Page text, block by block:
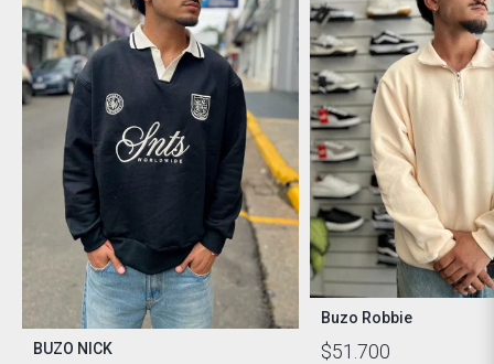
BUZO NICK
Buzo Robbie
$51.700